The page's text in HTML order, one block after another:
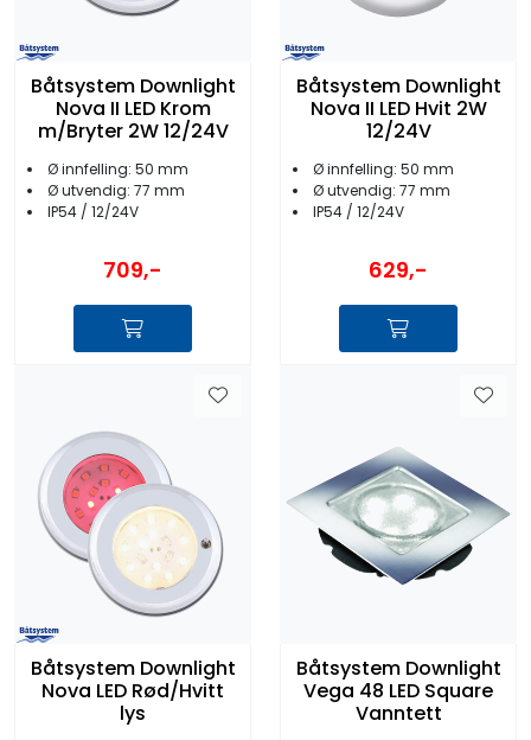
Båtsystem Downlight
Nova II LED Krom
m/Bryter 2W 12/24V
Ø innfelling: 50 mm
Ø utvendig: 77 mm
IP54 / 12/24V
709,-
Båtsystem Downlight
Nova II LED Hvit 2W
12/24V
Ø innfelling: 50 mm
Ø utvendig: 77 mm
IP54 / 12/24V
629,-
Båtsystem Downlight
Nova LED Rød/Hvitt
lys
Båtsystem Downlight
Vega 48 LED Square
Vanntett